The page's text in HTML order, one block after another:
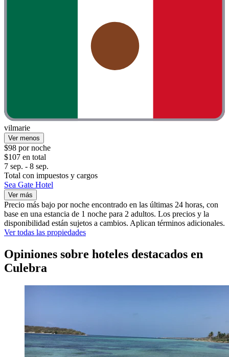
vilmarie
Ver menos
$98 por noche
$107 en total
7 sep. - 8 sep.
Total con impuestos y cargos
Sea Gate Hotel
Ver más
Precio más bajo por noche encontrado en las últimas 24 horas, con
base en una estancia de 1 noche para 2 adultos. Los precios y la
disponibilidad están sujetos a cambios. Aplican términos adicionales.
Ver todas las propiedades
Opiniones sobre hoteles destacados en
Culebra